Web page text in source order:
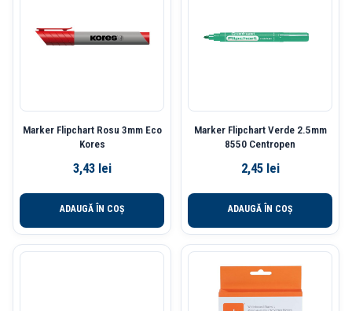
Marker Flipchart Rosu 3mm Eco
Kores
3,43 lei
ADAUGĂ ÎN COȘ
Marker Flipchart Verde 2.5mm
8550 Centropen
2,45 lei
ADAUGĂ ÎN COȘ